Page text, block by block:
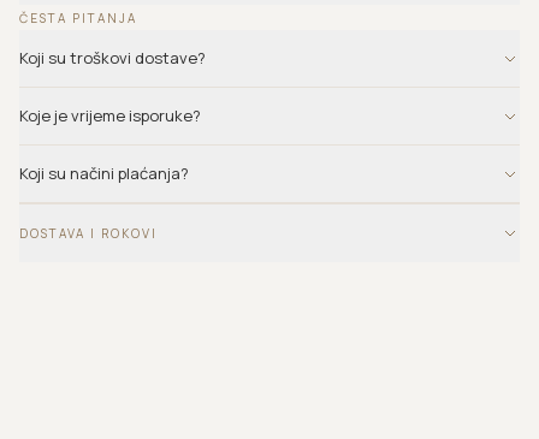
ČESTA PITANJA
Koji su troškovi dostave?
Koje je vrijeme isporuke?
Koji su načini plaćanja?
DOSTAVA I ROKOVI